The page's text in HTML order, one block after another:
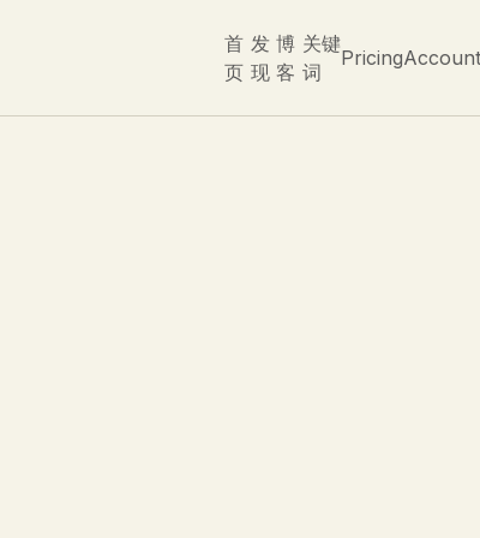
首
页
发
现
博
客
关键
词
PricingAccount